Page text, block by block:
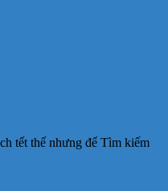
tết thế nhưng để Tìm kiếm